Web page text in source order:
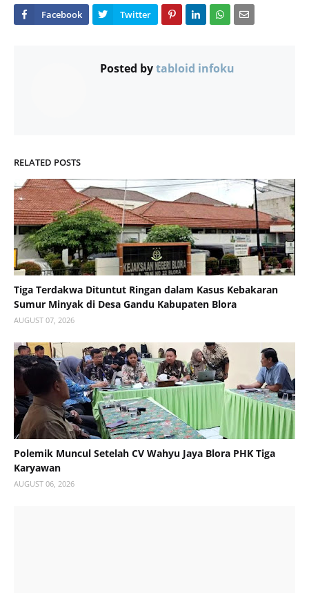
Posted bytabloid infoku
RELATED POSTS
Tiga Terdakwa Dituntut Ringan dalam Kasus Kebakaran
Sumur Minyak di Desa Gandu Kabupaten Blora
AUGUST 07, 2026
Polemik Muncul Setelah CV Wahyu Jaya Blora PHK Tiga
Karyawan
AUGUST 06, 2026